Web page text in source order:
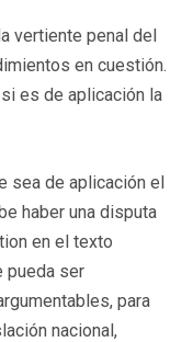
vertiente penal del
en cuestión.
es de aplicación la
sea de aplicación el
haber una disputa
en el texto
pueda ser
para
nacional,